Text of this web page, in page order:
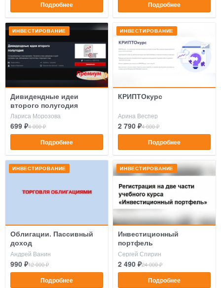
Подробнее Подробнее
ИНВЕСТИРОВАНИЕ
Дивидендные идеи
второго полугодия
Лариса Морозова
699 ₽4 000 ₽
Подробнее
ИНВЕСТИРОВАНИЕ
КРИПТОкурс
Арина Веспер
2 790 ₽4 000 ₽
Подробнее
ИНВЕСТИРОВАНИЕ
Облигации. Пассивный
доход
Андрей Ванин
990 ₽12 000 ₽
Подробнее
ИНВЕСТИРОВАНИЕ
Инвестиционный
портфель
Сергей Спирин
2 490 ₽24 000 ₽
Подробнее